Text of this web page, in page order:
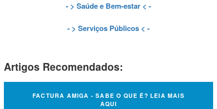
- > Saúde e Bem-estar < -
- > Serviços Públicos < -
Artigos Recomendados:
FACTURA AMIGA - SABE O QUE É? LEIA MAIS
AQUI